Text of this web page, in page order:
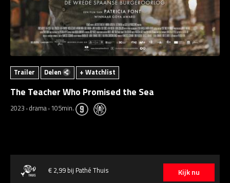
Trailer Delen + Watchlist
The Teacher Who Promised the Sea
2023 drama 105min.
Kijk nu
€ 2,99 bij Pathé Thuis